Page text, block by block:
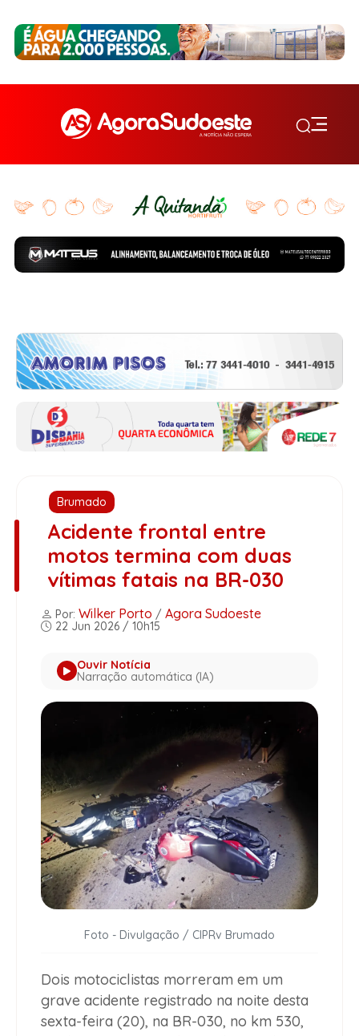
Brumado
Acidente frontal entre
motos termina com duas
vítimas fatais na BR-030
Por: Wilker Porto / Agora Sudoeste
22 Jun 2026 / 10h15
Ouvir Notícia
Narração automática (IA)
Foto - Divulgação / CIPRv Brumado
Dois motociclistas morreram em um
grave acidente registrado na noite desta
sexta-feira (20), na BR-030, no km 530,